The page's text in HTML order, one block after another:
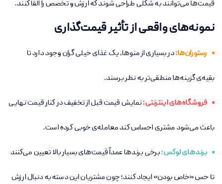
قیمت‌ها می‌توانند به شکلی طراحی شوند که ارزش و تخصص را القا کنند.
نمونه‌های واقعی از تأثیر قیمت‌گذاری
• رستوران‌ها:در بسیاری از منوها، یک غذای خیلی گران وجود دارد تا
بقیه‌ی گزینه‌ها منطقی‌تر به نظر برسند.
• فروشگاه‌های اینترنتی:نمایش قیمت قبل از تخفیف در کنار قیمت نهایی
باعث می‌شود مشتری احساس کند معامله‌ی خوبی کرده است.
• برندهای لوکس:برخی برندها عمداً قیمت‌های بسیار بالا تعیین می‌کنند
تا حس «خاص بودن» ایجاد کنند؛ چون مشتریان این دسته به دنبال ارزش